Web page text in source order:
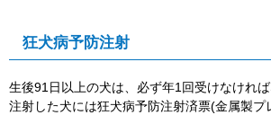
狂犬病予防注射
生後91日以上の犬は、必ず年1回受けなければ
注射した犬には狂犬病予防注射済票(金属製プ